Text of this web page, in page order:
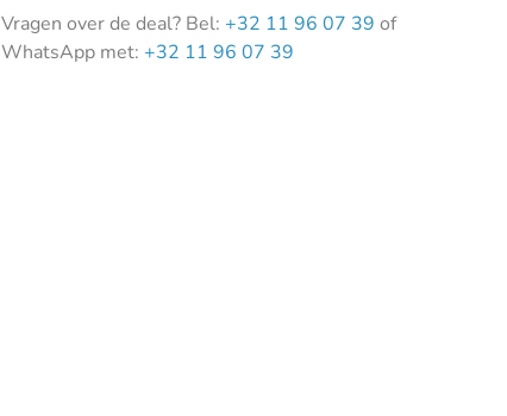
Vragen over de deal? Bel:+32 11 96 07 39 of
WhatsApp met:+32 11 96 07 39